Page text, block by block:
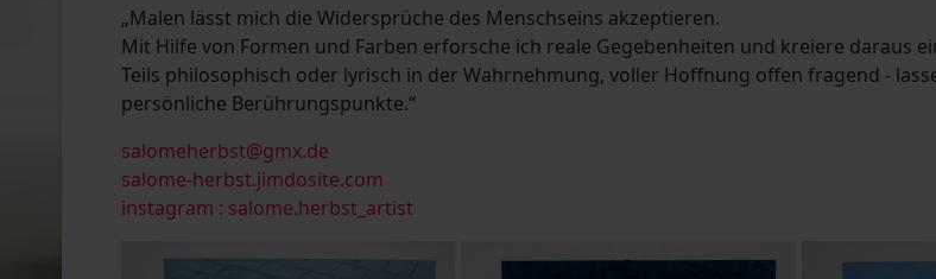
„Malen lässt mich die Widersprüche des Menschseins akzeptieren.
Mit Hilfe von Formen und Farben erforsche ich reale Gegebenheiten und kreiere daraus
Teils philosophisch oder lyrisch in der Wahrnehmung, voller Hoffnung offen fragend -
persönliche Berührungspunkte.“
salomeherbst@gmx.de
salome-herbst.jimdosite.com
instagram : salome.herbst_artist